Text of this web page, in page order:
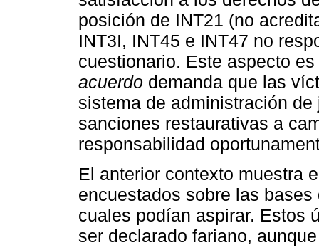
posición de INT21 (no
INT3I, INT45 e INT47 no
cuestionario. Este aspecto
acuerdo demanda que las
sistema de administración
sanciones restaurativas a
responsabilidad
El anterior contexto muestra
encuestados sobre las
cuales podían aspirar. Estos
ser declarado fariano,